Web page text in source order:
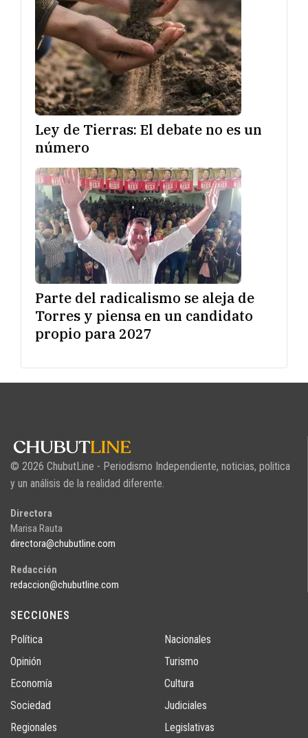
Ley de Tierras: El debate no es un
número
Parte del radicalismo se aleja de
Torres y piensa en un candidato
propio para 2027
© 2026 ChubutLine - Periodismo Independiente, noticias, politica
y un análisis de la realidad diferente.
Directora
Marisa Rauta
directora@chubutline.com
Redacción
redaccion@chubutline.com
SECCIONES
Política
Opinión
Economía
Sociedad
Regionales
Nacionales
Turismo
Cultura
Judiciales
Legislativas